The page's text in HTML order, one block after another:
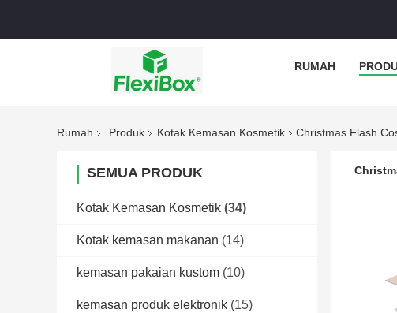
RUMAH
Rumah Produk Kotak Kemasan Kosmetik Christmas Flash
SEMUA PRODUK
Kotak Kemasan Kosmetik (34)
Kotak kemasan makanan (14)
kemasan pakaian kustom (10)
kemasan produk elektronik (15)